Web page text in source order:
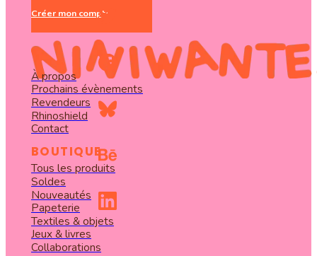
BOUTIQUE
À propos
Tous les produits
Prochains évènements
Soldes
Revendeurs
Nouveautés
Créer mon compte
Papeterie
Contact
Rhinoshield
Textiles & objets
Jeux & livres
Collaborations